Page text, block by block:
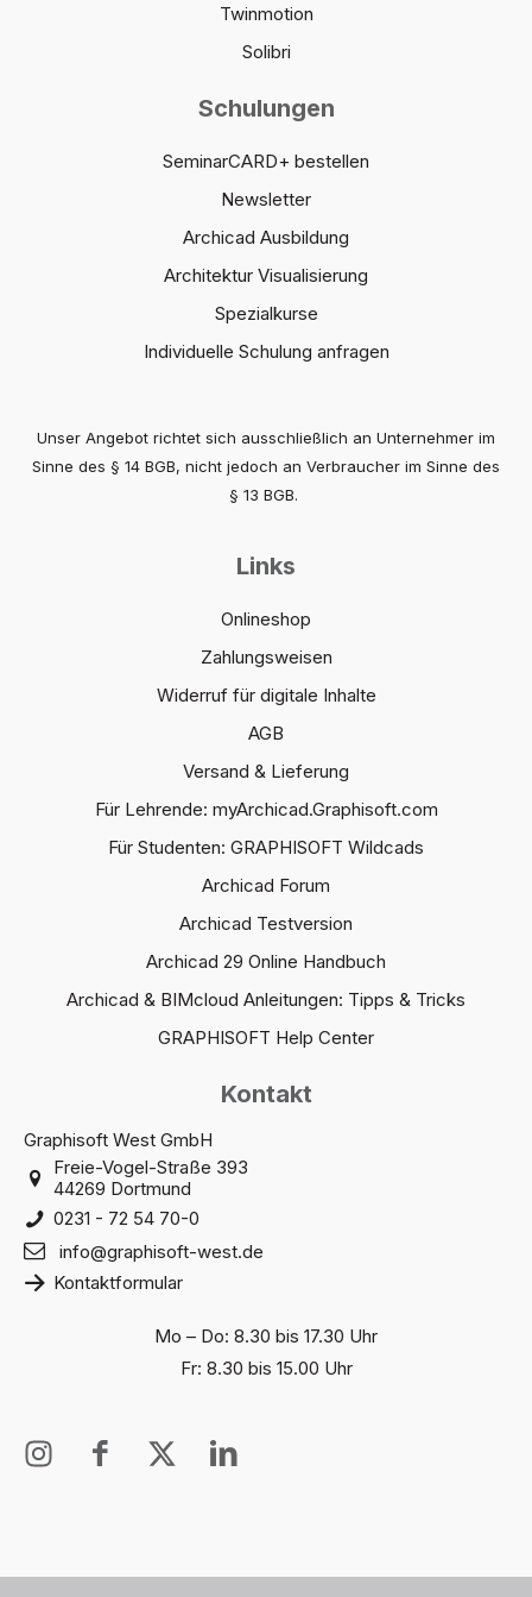
Twinmotion
Solibri
Schulungen
SeminarCARD+ bestellen
Newsletter
Archicad Ausbildung
Architektur Visualisierung
Spezialkurse
Individuelle Schulung anfragen
Unser Angebot richtet sich ausschließlich an Unternehmer im
Sinne des § 14 BGB, nicht jedoch an Verbraucher im Sinne des
§ 13 BGB.
Links
Onlineshop
Zahlungsweisen
Widerruf für digitale Inhalte
AGB
Versand & Lieferung
Für Lehrende: myArchicad.Graphisoft.com
Für Studenten: GRAPHISOFT Wildcads
Archicad Forum
Archicad Testversion
Archicad 29 Online Handbuch
Archicad & BIMcloud Anleitungen: Tipps & Tricks
GRAPHISOFT Help Center
Kontakt
Graphisoft West GmbH
Freie-Vogel-Straße 393
44269 Dortmund
0231 - 72 54 70-0
info@graphisoft-west.de
Kontaktformular
Mo – Do: 8.30 bis 17.30 Uhr
Fr: 8.30 bis 15.00 Uhr
I
a
I
-
X
t
I
-